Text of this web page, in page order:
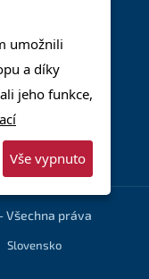
Všechna práva
Slovensko
umožnili
a díky
jeho funkce,
Vše vypnuto